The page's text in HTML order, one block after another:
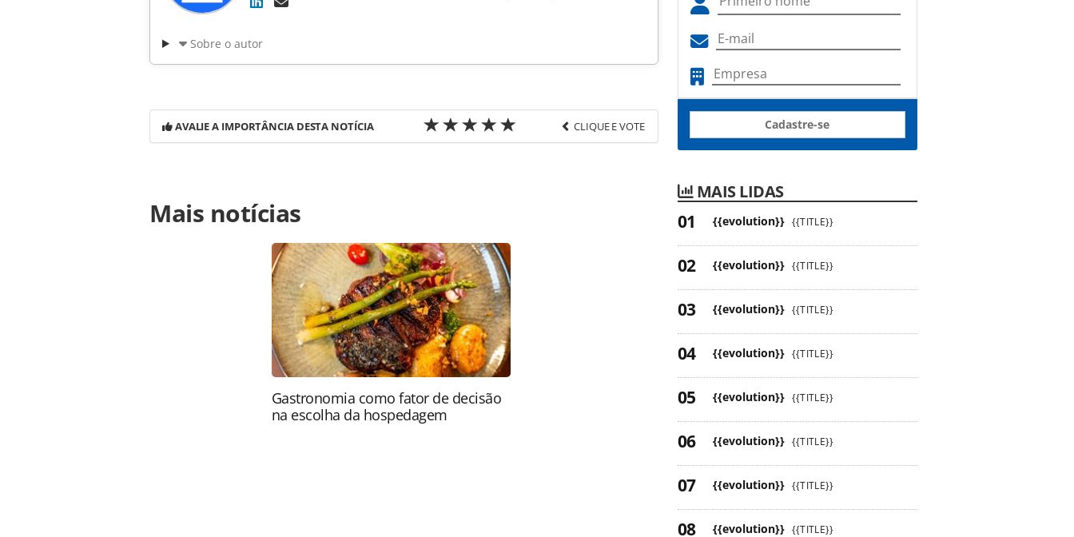
Sobre o autor
AVALIE A IMPORTÂNCIA DESTA NOTÍCIA CLIQUE E VOTE
https://www.panrotas.com.br/noticia-turismo/locadoras/2014/07/motoristas-sao-
diferencial-em-unidade-da-thrifty-em-sbc_102195.html ou as ferramentas oferecidas na
página. Todo o conteúdo produzido pela PANROTAS Editora é protegido pela legislação
brasileira sobre direito autoral. Não reproduza o conteúdo sem autorização da
PANROTAS Editora (copyright@panrotas.com.br).
Mais notícias
Gastronomia como fator de decisão
na escolha da hospedagem
Cadastre-se
MAIS LIDAS
{{evolution}} {{TITLE}}
{{evolution}} {{TITLE}}
{{evolution}} {{TITLE}}
{{evolution}} {{TITLE}}
{{evolution}} {{TITLE}}
{{evolution}} {{TITLE}}
{{evolution}} {{TITLE}}
{{evolution}} {{TITLE}}